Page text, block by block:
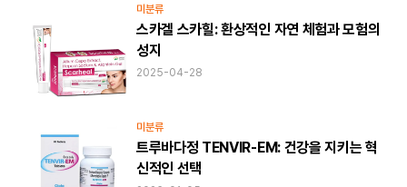
미분류
스카겔 스카힐: 환상적인 자연 체험과 모험의
성지
2025-04-28
미분류
트루바다정 TENVIR-EM: 건강을 지키는 혁
신적인 선택